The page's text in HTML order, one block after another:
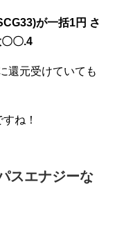
が一括1円 さ
〇.4
還元受けていても
ね！
スエナジーな